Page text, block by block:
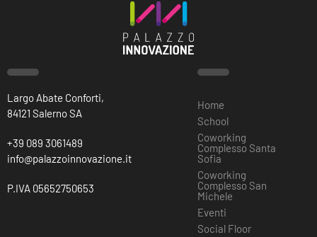
Largo Abate Conforti,
84121 Salerno SA
+39 089 3061489
info@palazzoinnovazione.it
P.IVA 05652750653
Home
School
Coworking
Complesso Santa
Sofia
Coworking
Complesso San
Michele
Eventi
Social Floor